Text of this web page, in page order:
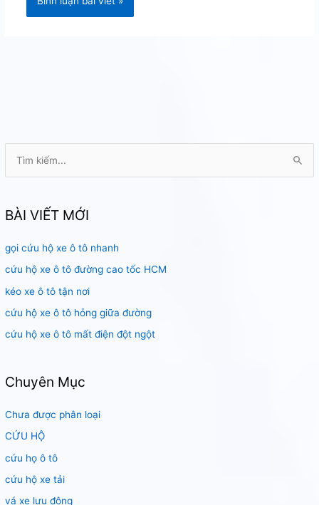
k
ế
m
:
BÀI VIẾT MỚI
gọi cứu hộ xe ô tô nhanh
cứu hộ xe ô tô đường cao tốc HCM
kéo xe ô tô tận nơi
cứu hộ xe ô tô hỏng giữa đường
cứu hộ xe ô tô mất điện đột ngột
Chuyên Mục
Chưa được phân loại
CỨU HỘ
cứu họ ô tô
cứu hộ xe tải
vá xe lưu động